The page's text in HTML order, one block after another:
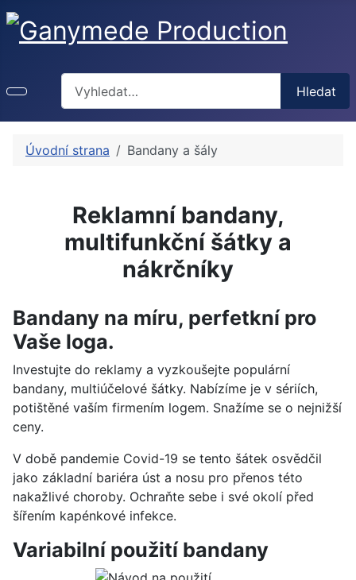
Hledat
Úvodní strana Bandany a šály
Reklamní bandany,
multifunkční šátky a
nákrčníky
Bandany na míru, perfetkní pro
Vaše loga.
Investujte do reklamy a vyzkoušejte populární
bandany, multiúčelové šátky. Nabízíme je v sériích,
potištěné vaším firmením logem. Snažíme se o nejnižší
ceny.
V době pandemie Covid-19 se tento šátek osvědčil
jako základní bariéra úst a nosu pro přenos této
nakažlivé choroby. Ochraňte sebe i své okolí před
šířením kapénkové infekce.
Variabilní použití bandany